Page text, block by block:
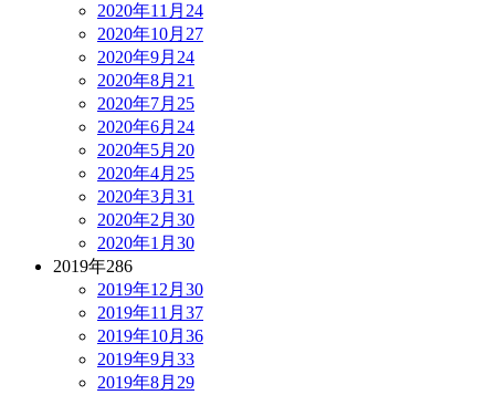
2020年11月 24
2020年10月 27
2020年9月 24
2020年8月 21
2020年7月 25
2020年6月 24
2020年5月 20
2020年4月 25
2020年3月 31
2020年2月 30
2020年1月 30
2019年286
2019年12月 30
2019年11月 37
2019年10月 36
2019年9月 33
2019年8月 29